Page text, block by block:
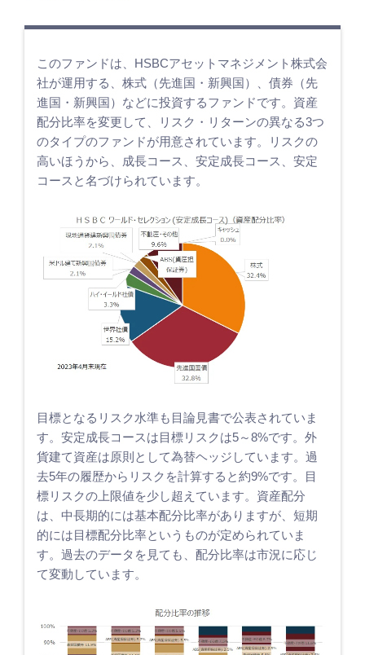
このファンドは、HSBCアセットマネジメント株式会
社が運用する、株式（先進国・新興国）、債券（先
進国・新興国）などに投資するファンドです。資産
配分比率を変更して、リスク・リターンの異なる3つ
のタイプのファンドが用意されています。リスクの
高いほうから、成長コース、安定成長コース、安定
コースと名づけられています。
目標となるリスク水準も目論見書で公表されていま
す。安定成長コースは目標リスクは5～8%です。外
貨建て資産は原則として為替ヘッジしています。過
去5年の履歴からリスクを計算すると約9%です。目
標リスクの上限値を少し超えています。資産配分
は、中長期的には基本配分比率がありますが、短期
的には目標配分比率というものが定められていま
す。過去のデータを見ても、配分比率は市況に応じ
て変動しています。